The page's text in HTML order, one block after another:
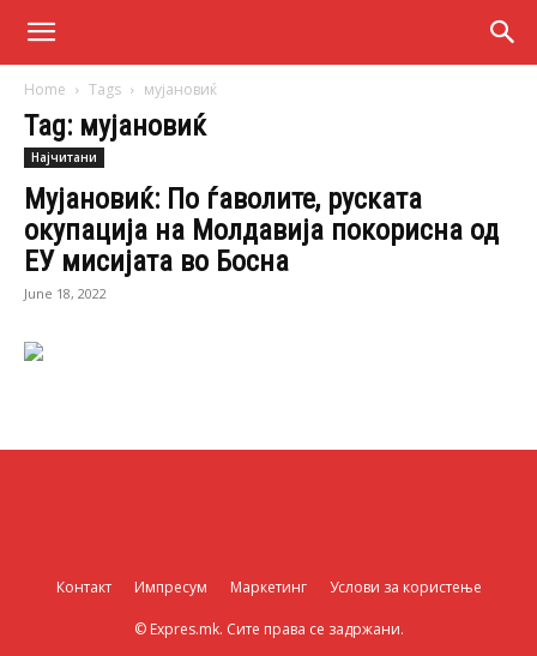
Home Tags мујановиќ
Tag: мујановиќ
Најчитани
Мујановиќ: По ѓаволите, руската
окупација на Молдавија покорисна од
ЕУ мисијата во Босна
June 18, 2022
Контакт Импресум Маркетинг Услови за користење
© Expres.mk. Сите права се задржани.